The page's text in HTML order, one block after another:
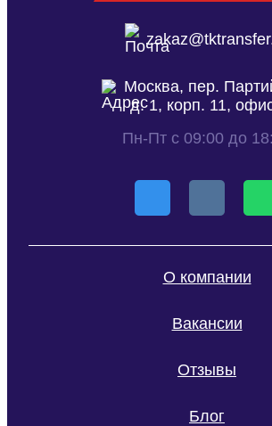
Москва, пер.
д. 1, корп. 11,
Пн-Пт с 09:00 до
О компании
Вакансии
Отзывы
Блог